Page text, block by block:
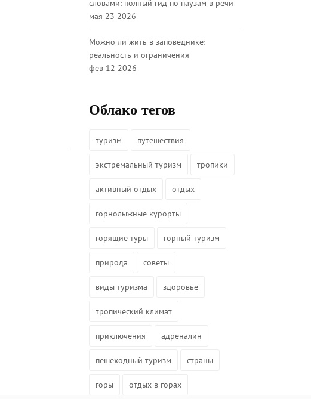
словами: полный гид по паузам в речи
мая 23 2026
Можно ли жить в заповеднике:
реальность и ограничения
фев 12 2026
Облако тегов
туризм путешествия
экстремальный туризм тропики
активный отдых отдых
горнолыжные курорты
горящие туры горный туризм
природа советы
виды туризма здоровье
тропический климат
приключения адреналин
пешеходный туризм страны
горы отдых в горах